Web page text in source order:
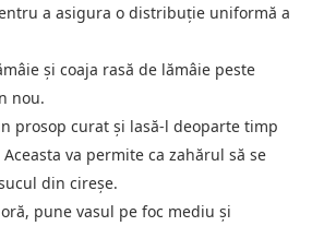
a asigura o distribuție uniformă a
și coaja rasă de lămâie peste
nou.
prosop curat și lasă-l deoparte timp
va permite ca zahărul să se
din cireșe.
pune vasul pe foc mediu și